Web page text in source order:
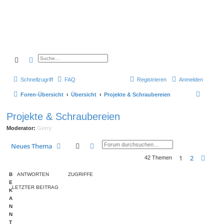
Suche Erweiterte Suche
Schnellzugriff FAQ Anmelden
Registrieren
Foren-Übersicht Übersicht Projekte & Schraubereien
Projekte & Schraubereien
Moderator: Gerry
Neues Thema Suche Erweiterte Suche
42 Themen 1 2
B
E
K
A
N
N
T
ANTWORTEN ZUGRIFFE
LETZTER BEITRAG